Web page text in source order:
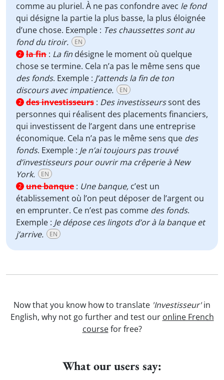
comme au pluriel. À ne pas confondre avec le fond
qui désigne la partie la plus basse, la plus éloignée
d’une chose. Exemple : Tes chaussettes sont au
fond du tiroir.
EN
2 la fin : La fin désigne le moment où quelque
chose se termine. Cela n’a pas le même sens que
des fonds. Exemple : J’attends la fin de ton
discours avec impatience.
EN
2 des investisseurs : Des investisseurssont des
personnes qui réalisent des placements financiers,
qui investissent de l’argent dans une entreprise
économique. Cela n’a pas le même sens que des
fonds. Exemple : Je n’ai toujours pas trouvé
d’investisseurs pour ouvrir ma crêperie à New
York.
EN
2 une banque : Une banque, c’est un
établissement où l’on peut déposer de l’argent ou
en emprunter. Ce n’est pas comme des fonds.
Exemple : Je dépose ces lingots d’or à la banque et
j’arrive.
EN
Now that you know how to translate 'Investisseur'in
English, why not go further and test our online French
coursefor free?
What our users say: